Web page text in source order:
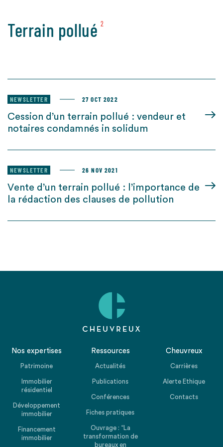
Terrain pollué 2
NEWSLETTER 27 OCT 2022
Cession d’un terrain pollué : vendeur et
notaires condamnés in solidum
NEWSLETTER 26 NOV 2021
Vente d’un terrain pollué : l’importance de
la rédaction des clauses de pollution
Nos expertises
Patrimoine
Immobilier
résidentiel
Développement
immobilier
Financement
immobilier
Ressources
Actualités
Publications
Conférences
Fiches pratiques
Ouvrage : “La
transformation de
bureaux en
Cheuvreux
Carrières
Alerte Ethique
Contacts